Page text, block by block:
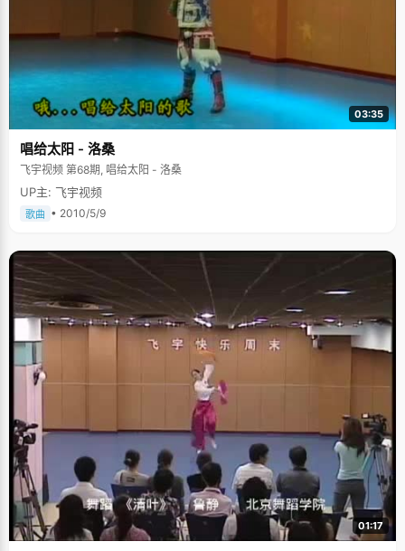
03:35
唱给太阳 - 洛桑
飞宇视频 第68期, 唱给太阳 - 洛桑
UP主: 飞宇视频
歌曲 • 2010/5/9
01:17